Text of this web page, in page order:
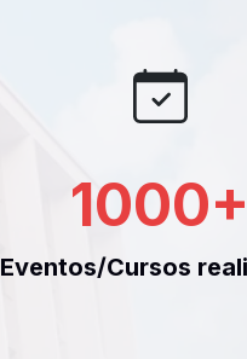
1000+
Eventos/Cursos